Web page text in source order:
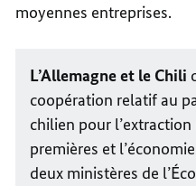
moyennes entreprises.
L’Allemagne et le Chili
coopération relatif au
chilien pour
premières et
deux ministères de